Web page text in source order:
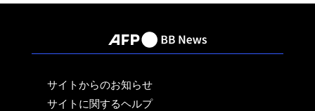
サイトからのお知らせ
サイトに関するヘルプ